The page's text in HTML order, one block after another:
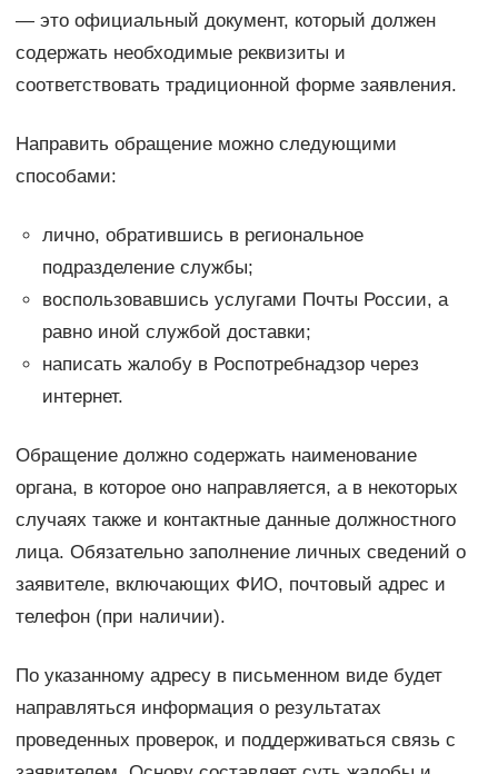
— это официальный документ, который должен
содержать необходимые реквизиты и
соответствовать традиционной форме заявления.
Направить обращение можно следующими
способами:
лично, обратившись в региональное
подразделение службы;
воспользовавшись услугами Почты России, а
равно иной службой доставки;
написать жалобу в Роспотребнадзор через
интернет.
Обращение должно содержать наименование
органа, в которое оно направляется, а в некоторых
случаях также и контактные данные должностного
лица. Обязательно заполнение личных сведений о
заявителе, включающих ФИО, почтовый адрес и
телефон (при наличии).
По указанному адресу в письменном виде будет
направляться информация о результатах
проведенных проверок, и поддерживаться связь с